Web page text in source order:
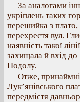
За аналогами
укріплень таких
перешийка з плато,
перехрестя вул.
наявність такої
захищала й вхід до
Подолу.
Отже,
Лук’янівського
передмістя